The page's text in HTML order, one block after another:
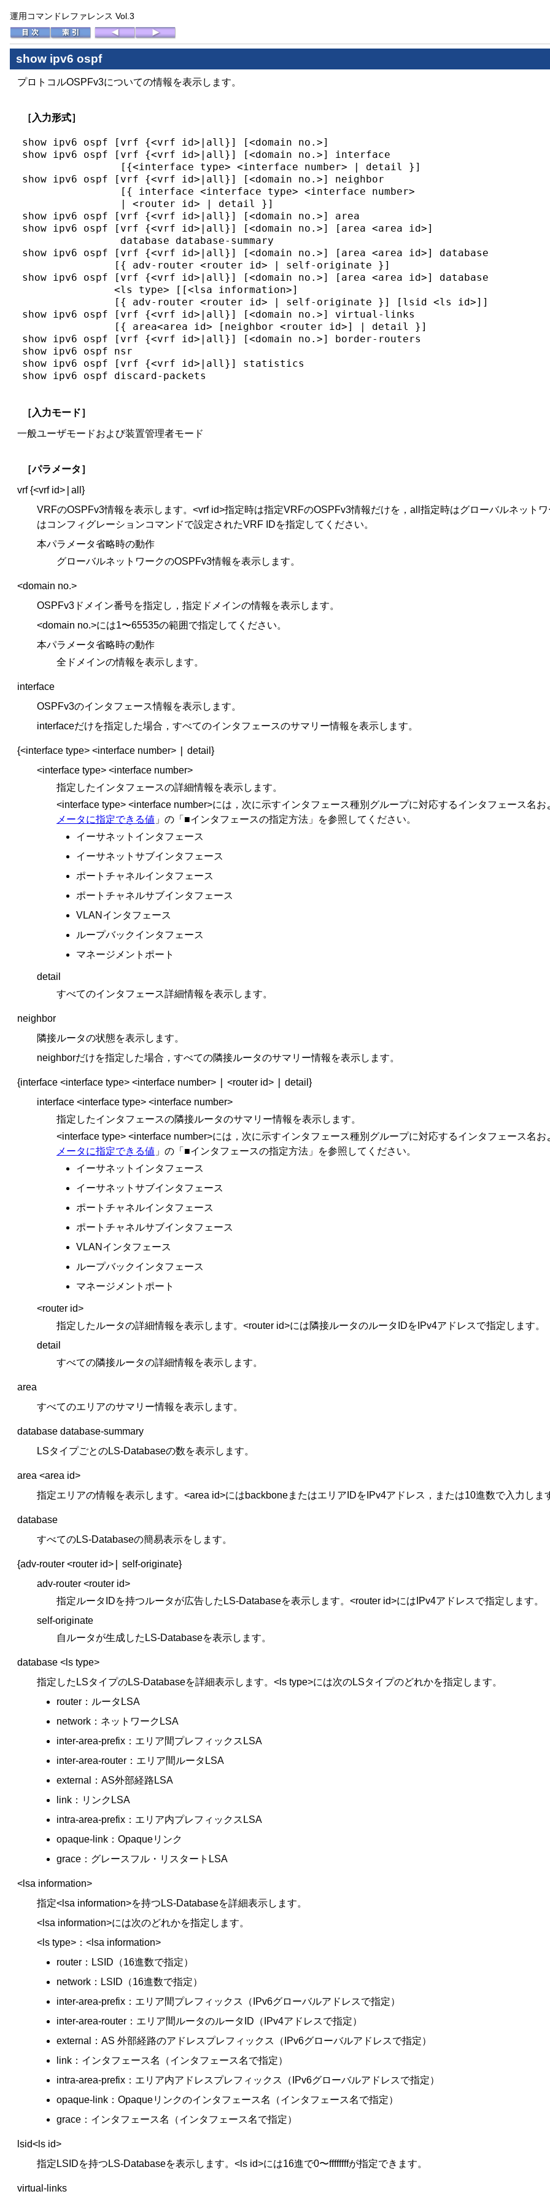
運用コマンドレファレンス Vol.3
show ipv6 ospf
プロトコルOSPFv3についての情報を表示します。
［入力形式］
show ipv6 ospf [vrf {<vrf id>|all}] [<domain no.>]
show ipv6 ospf [vrf {<vrf id>|all}] [<domain no.>] interface
                [{<interface type> <interface number> | detail }]
show ipv6 ospf [vrf {<vrf id>|all}] [<domain no.>] neighbor
                [{ interface <interface type> <interface number>
                | <router id> | detail }]
show ipv6 ospf [vrf {<vrf id>|all}] [<domain no.>] area
show ipv6 ospf [vrf {<vrf id>|all}] [<domain no.>] [area <area id>]
                database database-summary
show ipv6 ospf [vrf {<vrf id>|all}] [<domain no.>] [area <area id>] database
               [{ adv-router <router id> | self-originate }]
show ipv6 ospf [vrf {<vrf id>|all}] [<domain no.>] [area <area id>] database
               <ls type> [[<lsa information>]
               [{ adv-router <router id> | self-originate }] [lsid <ls id>]]
show ipv6 ospf [vrf {<vrf id>|all}] [<domain no.>] virtual-links
               [{ area<area id> [neighbor <router id>] | detail }]
show ipv6 ospf [vrf {<vrf id>|all}] [<domain no.>] border-routers
show ipv6 ospf nsr
show ipv6 ospf [vrf {<vrf id>|all}] statistics
show ipv6 ospf discard-packets
［入力モード］
一般ユーザモードおよび装置管理者モード
［パラメータ］
vrf {<vrf id> all}
VRFのOSPFv3情報を表示します。<vrf id>指定時は指定VRFのOSPFv3情報だけを，all指定時はグローバルネット
はコンフィグレーションコマンドで設定されたVRF IDを指定してください。
本パラメータ省略時の動作
グローバルネットワークのOSPFv3情報を表示します。
<domain no.>
OSPFv3ドメイン番号を指定し，指定ドメインの情報を表示します。
<domain no.>には1〜65535の範囲で指定してください。
本パラメータ省略時の動作
全ドメインの情報を表示します。
interface
OSPFv3のインタフェース情報を表示します。
interfaceだけを指定した場合，すべてのインタフェースのサマリー情報を表示します。
{<interface type> <interface number>
detail}
<interface type> <interface number>
指定したインタフェースの詳細情報を表示します。
<interface type> <interface number>には，次に示すインタフェース種別グループに対応するインタフェース名
メータに指定できる値 」の「■インタフェースの指定方法」を参照してください。
イーサネットインタフェース
イーサネットサブインタフェース
ポートチャネルインタフェース
ポートチャネルサブインタフェース
VLANインタフェース
ループバックインタフェース
マネージメントポート
detail
すべてのインタフェース詳細情報を表示します。
neighbor
隣接ルータの状態を表示します。
neighborだけを指定した場合，すべての隣接ルータのサマリー情報を表示します。
{interface <interface type> <interface number> <router id>
detail}
interface <interface type> <interface number>
指定したインタフェースの隣接ルータのサマリー情報を表示します。
<interface type> <interface number>には，次に示すインタフェース種別グループに対応するインタフェース名
メータに指定できる値 」の「■インタフェースの指定方法」を参照してください。
イーサネットインタフェース
イーサネットサブインタフェース
ポートチャネルインタフェース
ポートチャネルサブインタフェース
VLANインタフェース
ループバックインタフェース
マネージメントポート
<router id>
指定したルータの詳細情報を表示します。<router id>には隣接ルータのルータIDをIPv4アドレスで指定します。
detail
すべての隣接ルータの詳細情報を表示します。
area
すべてのエリアのサマリー情報を表示します。
database database-summary
LSタイプごとのLS-Databaseの数を表示します。
area <area id>
指定エリアの情報を表示します。<area id>にはbackboneまたはエリアIDをIPv4アドレス，または10進数で入力しま
database
すべてのLS-Databaseの簡易表示をします。
{adv-router <router id>
self-originate}
adv-router <router id>
指定ルータIDを持つルータが広告したLS-Databaseを表示します。<router id>にはIPv4アドレスで指定します。
self-originate
自ルータが生成したLS-Databaseを表示します。
database <ls type>
指定したLSタイプのLS-Databaseを詳細表示します。<ls type>には次のLSタイプのどれかを指定します。
router：ルータLSA
network：ネットワークLSA
inter-area-prefix：エリア間プレフィックスLSA
inter-area-router：エリア間ルータLSA
external：AS外部経路LSA
link：リンクLSA
intra-area-prefix：エリア内プレフィックスLSA
opaque-link：Opaqueリンク
grace：グレースフル・リスタートLSA
<lsa information>
指定<lsa information>を持つLS-Databaseを詳細表示します。
<lsa information>には次のどれかを指定します。
<ls type>：<lsa information>
router：LSID（16進数で指定）
network：LSID（16進数で指定）
inter-area-prefix：エリア間プレフィックス（IPv6グローバルアドレスで指定）
inter-area-router：エリア間ルータのルータID（IPv4アドレスで指定）
external：AS 外部経路のアドレスプレフィックス（IPv6グローバルアドレスで指定）
link：インタフェース名（インタフェース名で指定）
intra-area-prefix：エリア内アドレスプレフィックス（IPv6グローバルアドレスで指定）
opaque-link：Opaqueリンクのインタフェース名（インタフェース名で指定）
grace：インタフェース名（インタフェース名で指定）
lsid<ls id>
指定LSIDを持つLS-Databaseを表示します。<ls id>には16進で0〜ffffffffが指定できます。
virtual-links